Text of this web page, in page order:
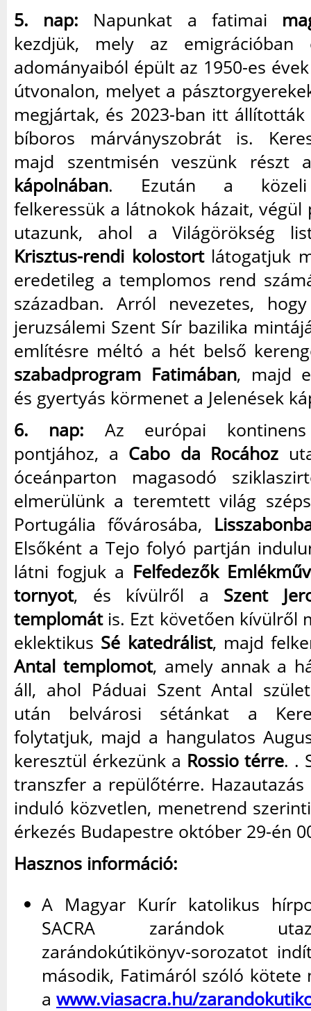
5. nap: Napunkat a fatimai
kezdjük, mely az emigrációban
adományaiból épült az 1950-es
útvonalon, melyet a
megjártak, és 2023-ban itt
bíboros márványszobrát is.
majd szentmisén veszünk
kápolnában. Ezután a
felkeressük a látnokok házait,
utazunk, ahol a Világörökség
Krisztus-rendi kolostortlátogatjuk
eredetileg a templomos rend
században. Arról nevezetes,
jeruzsálemi Szent Sír bazilika
említésre méltó a hét belső
szabadprogram Fatimában, majd
és gyertyás körmenet a Jelenések
6. nap: Az európai kontinens
pontjához, a Cabo da Rocához
óceánparton magasodó
elmerülünk a teremtett világ
Portugália fővárosába,
Elsőként a Tejo folyó partján
látni fogjuk a Felfedezők
tornyot, és kívülről a Szent
templomátis. Ezt követően kívülről
eklektikus Sé katedrálist, majd
Antal templomot, amely annak a
áll, ahol Páduai Szent Antal
után belvárosi sétánkat a
folytatjuk, majd a hangulatos
keresztül érkezünk a Rossio térre. .
transzfer a repülőtérre.
induló közvetlen, menetrend
érkezés Budapestre október 29-én
Hasznos információ:
A Magyar Kurír katolikus
SACRA zarándok
zarándokútikönyv-sorozatot
második, Fatimáról szóló kötete
a www.viasacra.hu/